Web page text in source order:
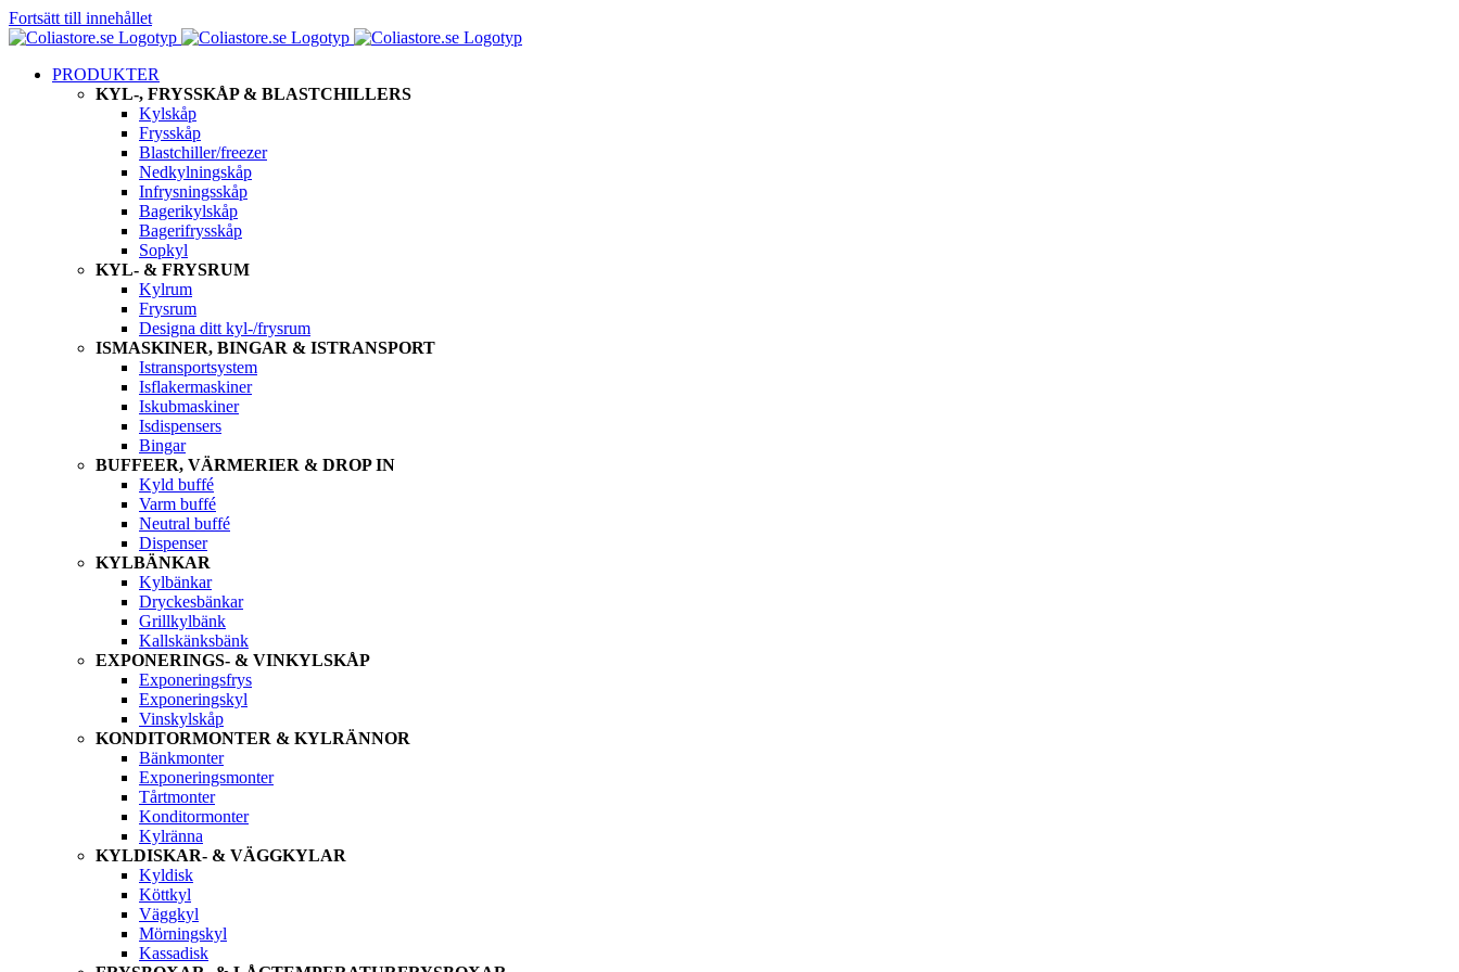
Fortsätt till innehållet
PRODUKTER
KYL-, FRYSSKÅP & BLASTCHILLERS
Kylskåp
Frysskåp
Blastchiller/freezer
Nedkylningskåp
Infrysningsskåp
Bagerikylskåp
Bagerifrysskåp
Sopkyl
KYL- & FRYSRUM
Kylrum
Frysrum
Designa ditt kyl-/frysrum
ISMASKINER, BINGAR & ISTRANSPORT
Istransportsystem
Isflakermaskiner
Iskubmaskiner
Isdispensers
Bingar
BUFFEER, VÄRMERIER & DROP IN
Kyld buffé
Varm buffé
Neutral buffé
Dispenser
KYLBÄNKAR
Kylbänkar
Dryckesbänkar
Grillkylbänk
Kallskänksbänk
EXPONERINGS- & VINKYLSKÅP
Exponeringsfrys
Exponeringskyl
Vinskylskåp
KONDITORMONTER & KYLRÄNNOR
Bänkmonter
Exponeringsmonter
Tårtmonter
Konditormonter
Kylränna
KYLDISKAR- & VÄGGKYLAR
Kyldisk
Köttkyl
Väggkyl
Mörningskyl
Kassadisk